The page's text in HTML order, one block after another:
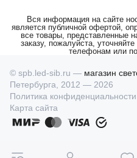
Вся информация на сайте
является публичной офертой,
все товары, представленные
заказу, пожалуйста,
телефонам или
© spb.led-sib.ru — магазин
Петербурга, 2012 — 2026
Политика конфиденциальности
Карта сайта